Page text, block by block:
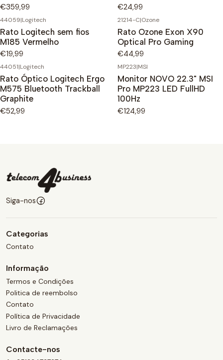
€359,99
€24,99
44059|Logitech
Rato Logitech sem fios
M185 Vermelho
€19,99
21214-C|Ozone
Rato Ozone Exon X90
Optical Pro Gaming
€44,99
44051|Logitech
Rato Óptico Logitech Ergo
M575 Bluetooth Trackball
Graphite
€52,99
MP223|MSI
Monitor NOVO 22.3" MSI
Pro MP223 LED FullHD
100Hz
€124,99
Siga-nos
Categorias
Contato
Informação
Termos e Condições
Politica de reembolso
Contato
Política de Privacidade
Livro de Reclamações
Contacte-nos